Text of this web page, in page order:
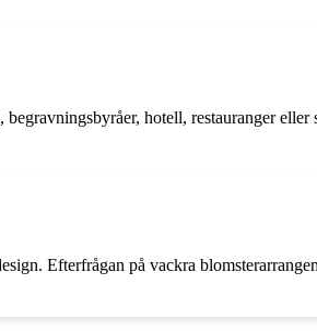
hotell, restauranger
Efterfrågan på vackra